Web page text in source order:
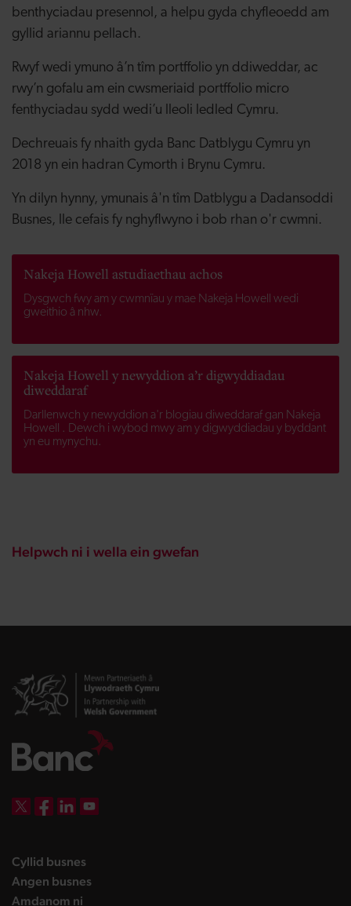
benthyciadau presennol, a helpu gyda chyfleoedd am
gyllid ariannu pellach.
Rwyf wedi ymuno â’n tîm portffolio yn ddiweddar, ac
rwy’n gofalu am ein cwsmeriaid portffolio micro
fenthyciadau sydd wedi’u lleoli ledled Cymru.
Dechreuais fy nhaith gyda Banc Datblygu Cymru yn
2018 yn ein hadran Cymorth i Brynu Cymru.
Yn dilyn hynny, ymunais â'n tîm Datblygu a Dadansoddi
Busnes, lle cefais fy nghyflwyno i bob rhan o'r cwmni.
Nakeja Howell astudiaethau achos
Dysgwch fwy am y cwmnïau y mae Nakeja Howell wedi
gweithio â nhw.
Nakeja Howell y newyddion a’r digwyddiadau
diweddaraf
Darllenwch y newyddion a'r blogiau diweddaraf gan Nakeja
Howell . Dewch i wybod mwy am y digwyddiadau y byddant
yn eu mynychu.
Helpwch ni i wella ein gwefan
Cyllid busneslanding page
Angen busneslanding page
Amdanom ni